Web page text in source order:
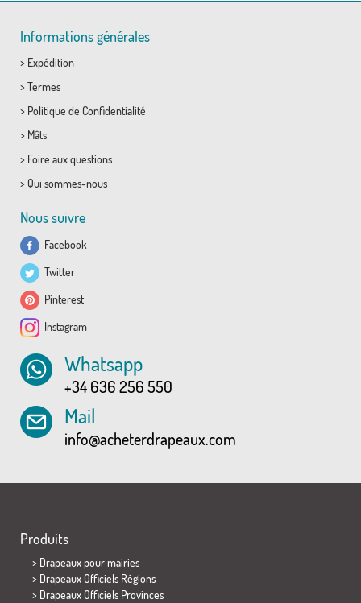
Informations générales
> Expédition
> Termes
> Politique de Confidentialité
> Mâts
> Foire aux questions
> Qui sommes-nous
Nous suivre
Facebook
Twitter
Pinterest
Instagram
Whatsapp
+34 636 256 550
Mail
info@acheterdrapeaux.com
Produits
> Drapeaux pour mairies
> Drapeaux Officiels Régions
> Drapeaux Officiels Provinces